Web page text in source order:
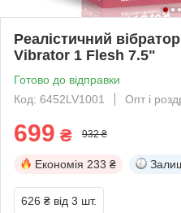
Реалістичний
Vibrator 1 Flesh 7.5"
Готово до відправки
Код: 6452LV1001
Опт і
699 ₴ 932 ₴
Економія 233 ₴
626 ₴ від 3 шт.